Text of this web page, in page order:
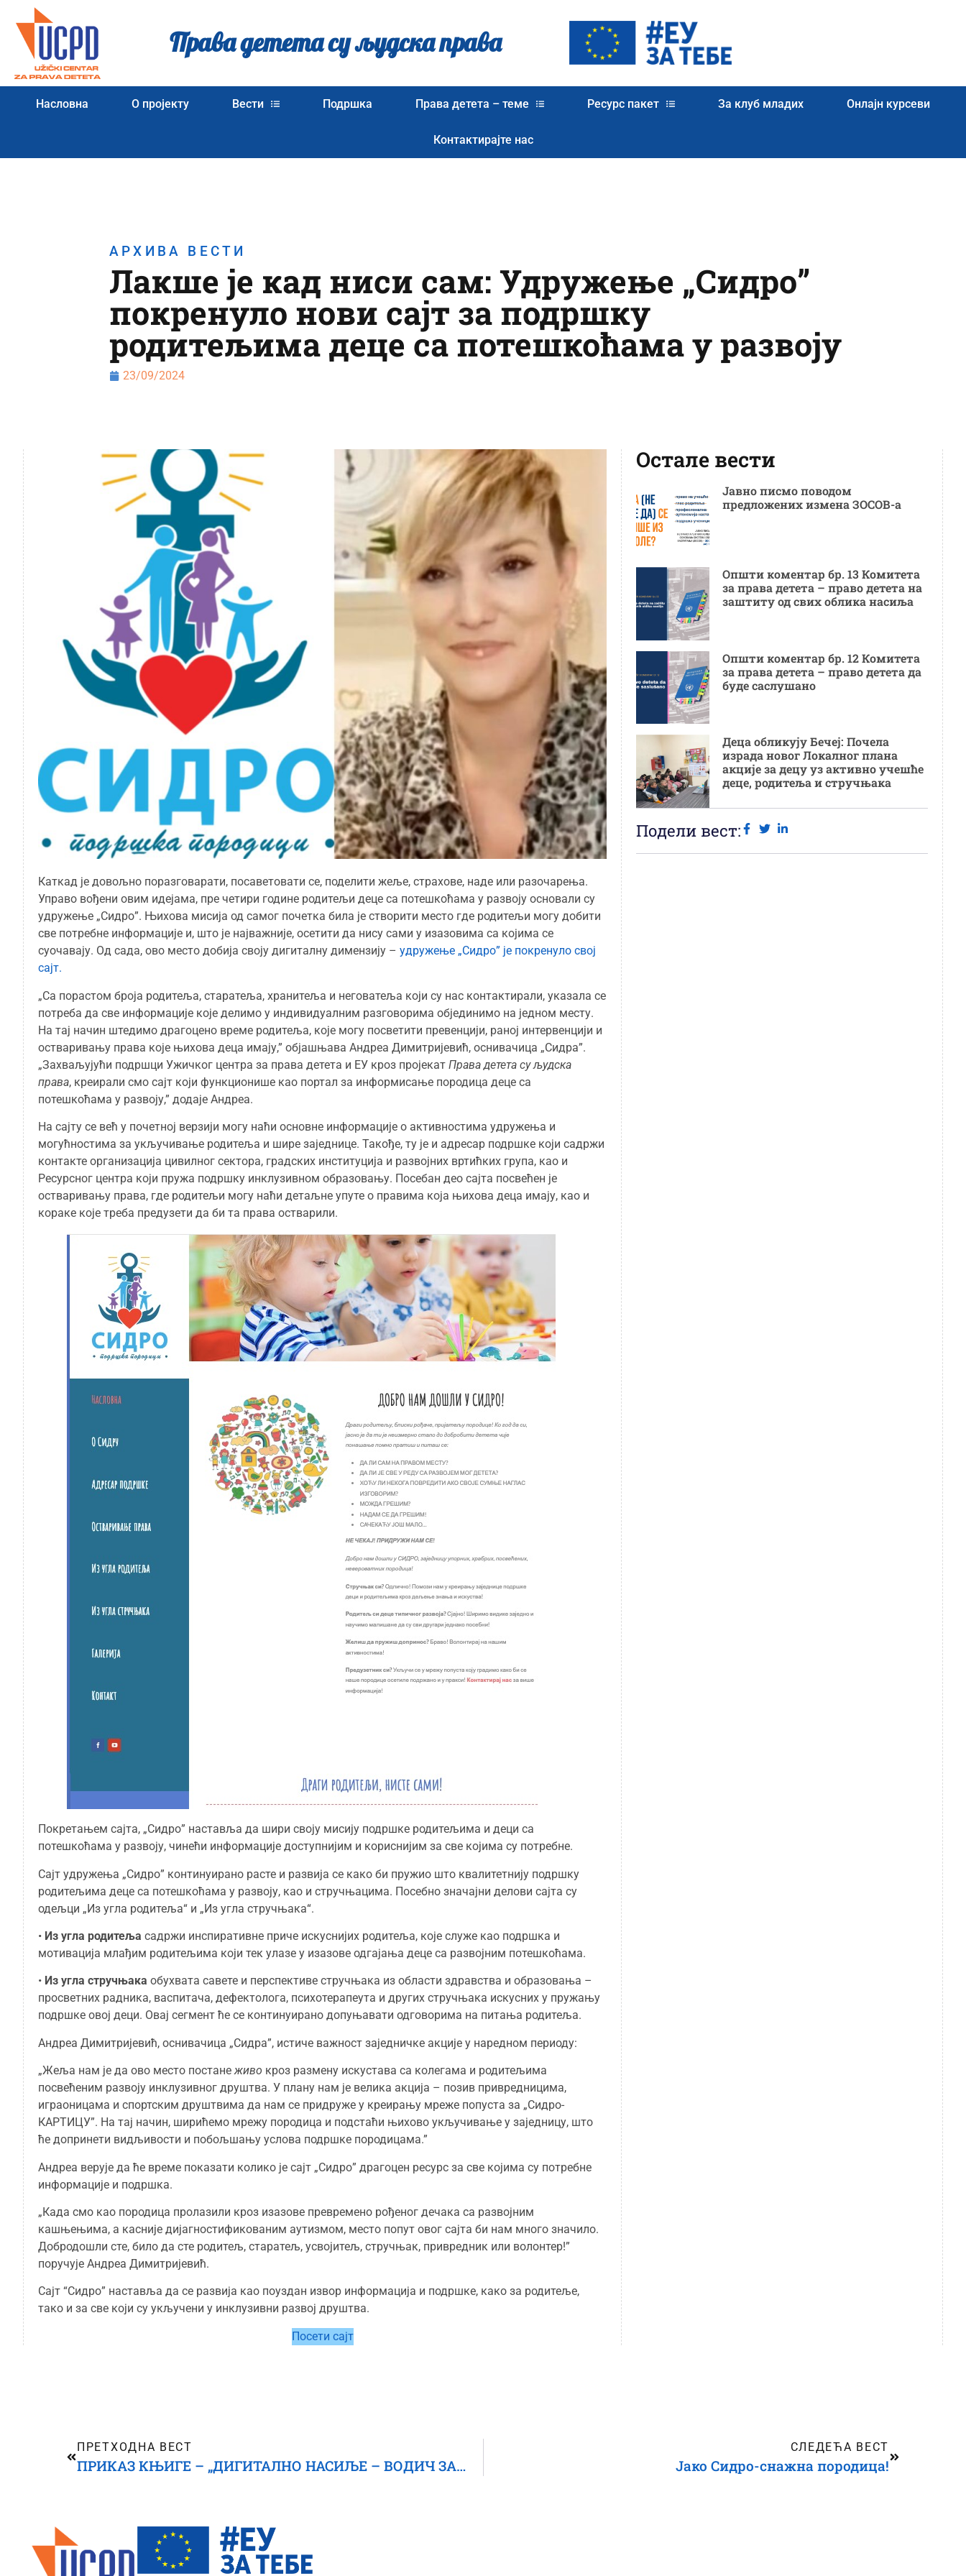
Права детета су људска права
Насловна О пројекту Вести Подршка Права детета – теме Ресурс пакет За клуб младих Онлајн курсеви
Контактирајте нас
АРХИВА ВЕСТИ
Лакше је кад ниси сам: Удружење „Сидро”
покренуло нови сајт за подршку
родитељима деце са потешкоћама у развоју
23/09/2024
Каткад је довољно поразговарати, посаветовати се, поделити жеље, страхове, наде или разочарења.
Управо вођени овим идејама, пре четири године родитељи деце са потешкоћама у развоју основали су
удружење „Сидро”. Њихова мисија од самог почетка била је створити место где родитељи могу добити
све потребне информације и, што је најважније, осетити да нису сами у изазовима са којима се
суочавају. Од сада, ово место добија своју дигиталну димензију – удружење „Сидро” је покренуло свој
сајт.
„Са порастом броја родитеља, старатеља, хранитеља и неговатеља који су нас контактирали, указала се
потреба да све информације које делимо у индивидуалним разговорима објединимо на једном месту.
На тај начин штедимо драгоцено време родитеља, које могу посветити превенцији, раној интервенцији и
остваривању права које њихова деца имају,” објашњава Андреа Димитријевић, оснивачица „Сидра”.
„Захваљујући подршци Ужичког центра за права детета и ЕУ кроз пројекат Права детета су људска
права, креирали смо сајт који функционише као портал за информисање породица деце са
потешкоћама у развоју,” додаје Андреа.
На сајту се већ у почетној верзији могу наћи основне информације о активностима удружења и
могућностима за укључивање родитеља и шире заједнице. Такође, ту је и адресар подршке који садржи
контакте организација цивилног сектора, градских институција и развојних вртићких група, као и
Ресурсног центра који пружа подршку инклузивном образовању. Посебан део сајта посвећен је
остваривању права, где родитељи могу наћи детаљне упуте о правима која њихова деца имају, као и
кораке које треба предузети да би та права остварили.
Покретањем сајта, „Сидро” наставља да шири своју мисију подршке родитељима и деци са
потешкоћама у развоју, чинећи информације доступнијим и кориснијим за све којима су потребне.
Сајт удружења „Сидро” континуирано расте и развија се како би пружио што квалитетнију подршку
родитељима деце са потешкоћама у развоју, као и стручњацима. Посебно значајни делови сајта су
одељци „Из угла родитеља“ и „Из угла стручњака“.
• Из угла родитеља садржи инспиративне приче искуснијих родитеља, које служе као подршка и
мотивација млађим родитељима који тек улазе у изазове одгајања деце са развојним потешкоћама.
• Из угла стручњака обухвата савете и перспективе стручњака из области здравства и образовања –
просветних радника, васпитача, дефектолога, психотерапеута и других стручњака искусних у пружању
подршке овој деци. Овај сегмент ће се континуирано допуњавати одговорима на питања родитеља.
Андреа Димитријевић, оснивачица „Сидра”, истиче важност заједничке акције у наредном периоду:
„Жеља нам је да ово место постанеживо кроз размену искустава са колегама и родитељима
посвећеним развоју инклузивног друштва. У плану нам је велика акција – позив привредницима,
играоницама и спортским друштвима да нам се придруже у креирању мреже попуста за „Сидро-
КАРТИЦУ”. На тај начин, ширићемо мрежу породица и подстаћи њихово укључивање у заједницу, што
ће допринети видљивости и побољшању услова подршке породицама.”
Андреа верује да ће време показати колико је сајт „Сидро” драгоцен ресурс за све којима су потребне
информације и подршка.
„Када смо као породица пролазили кроз изазове превремено рођеног дечака са развојним
кашњењима, а касније дијагностификованим аутизмом, место попут овог сајта би нам много значило.
Добродошли сте, било да сте родитељ, старатељ, усвојитељ, стручњак, привредник или волонтер!”
поручује Андреа Димитријевић.
Сајт “Сидро” наставља да се развија као поуздан извор информација и подршке, како за родитеље,
тако и за све који су укључени у инклузивни развој друштва.
Посети сајт
Остале вести
Јавно писмо поводом
предложених измена ЗОСОВ-а
Општи коментар бр. 13 Комитета
за права детета – право детета на
заштиту од свих облика насиља
Општи коментар бр. 12 Комитета
за права детета – право детета да
буде саслушано
Деца обликују Бечеј: Почела
израда новог Локалног плана
акције за децу уз активно учешће
деце, родитеља и стручњака
Подели вест:
ПРЕТХОДНА ВЕСТ
ПРИКАЗ КЊИГЕ – „ДИГИТАЛНО НАСИЉЕ – ВОДИЧ ЗА РАД СА ДЕЦОМ И МЛАДИМА“
СЛЕДЕЋА ВЕСТ
Јако Сидро-снажна породица!